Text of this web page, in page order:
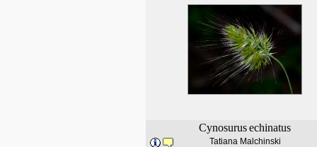
Cynosurusechinatus
Tatiana Malchinski